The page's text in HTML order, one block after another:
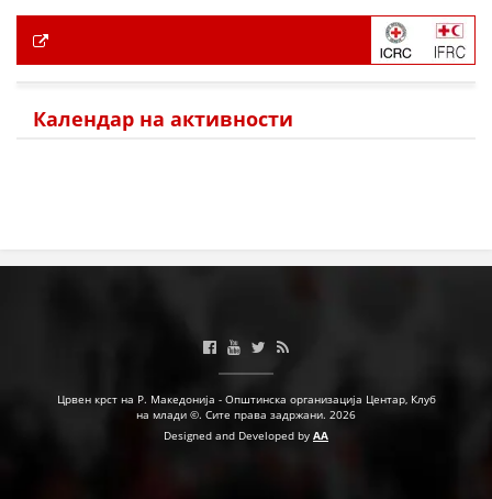
Календар на активности
Црвен крст на Р. Македонија - Општинска организација Центар, Клуб
на млади ©. Сите права задржани. 2026
Designed and Developed by AA